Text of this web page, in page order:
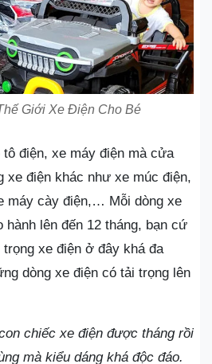
Giới Xe Điện Cho Bé
điện, xe máy điện mà cửa
xe điện khác như xe múc điện,
máy cày điện,… Mỗi dòng xe
lên đến 12 tháng, bạn cứ
xe điện ở đây khá đa
dòng xe điện có tải trọng lên
chiếc xe điện được tháng rồi
mà kiểu dáng khá độc đáo.